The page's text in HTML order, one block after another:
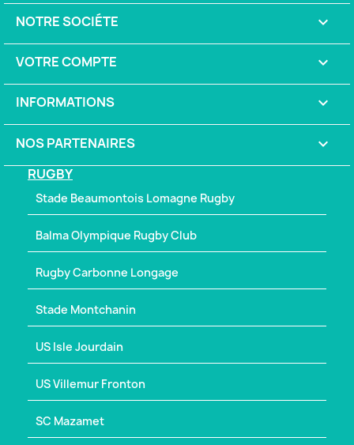
NOTRE SOCIÉTE 
VOTRE COMPTE 
INFORMATIONS keyboard_arrow_down
NOS PARTENAIRES 
RUGBY
Stade Beaumontois Lomagne Rugby
Balma Olympique Rugby Club
Rugby Carbonne Longage
Stade Montchanin
US Isle Jourdain
US Villemur Fronton
SC Mazamet